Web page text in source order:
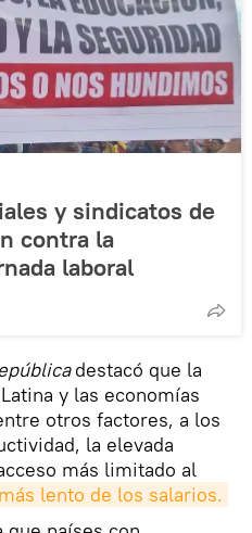
y sindicatos de
contra la
laboral
destacó que la
y las economías
otros factores, a los
la elevada
más limitado al
lento de los salarios.